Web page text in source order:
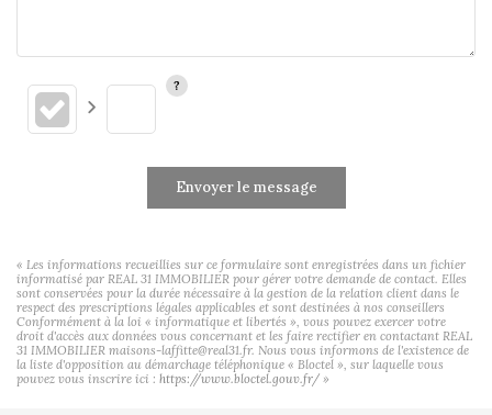
Envoyer le message
« Les informations recueillies sur ce formulaire sont enregistrées dans un fichier
informatisé par REAL 31 IMMOBILIER pour gérer votre demande de contact. Elles
sont conservées pour la durée nécessaire à la gestion de la relation client dans le
respect des prescriptions légales applicables et sont destinées à nos conseillers
Conformément à la loi « informatique et libertés », vous pouvez exercer votre
droit d'accès aux données vous concernant et les faire rectifier en contactant REAL
31 IMMOBILIER maisons-laffitte@real31.fr. Nous vous informons de l'existence de
la liste d'opposition au démarchage téléphonique « Bloctel », sur laquelle vous
pouvez vous inscrire ici : https://www.bloctel.gouv.fr/ »